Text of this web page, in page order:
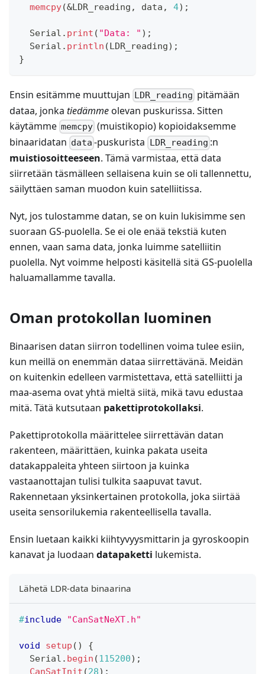
memcpy(&LDR_reading , data , 4) ;
  Serial
. print ( "Data: " ) ;
  Serial
. println (LDR_reading) ;
}
Ensin esitämme muuttujan LDR_reading pitämään
dataa, jonka tiedämmeolevan puskurissa. Sitten
käytämme memcpy (muistikopio) kopioidaksemme
binaaridatan data -puskurista LDR_reading :n
muistiosoitteeseen. Tämä varmistaa, että data
siirretään täsmälleen sellaisena kuin se oli tallennettu,
säilyttäen saman muodon kuin satelliitissa.
Nyt, jos tulostamme datan, se on kuin lukisimme sen
suoraan GS-puolella. Se ei ole enää tekstiä kuten
ennen, vaan sama data, jonka luimme satelliitin
puolella. Nyt voimme helposti käsitellä sitä GS-puolella
haluamallamme tavalla.
Oman protokollan luominen
Binaarisen datan siirron todellinen voima tulee esiin,
kun meillä on enemmän dataa siirrettävänä. Meidän
on kuitenkin edelleen varmistettava, että satelliitti ja
maa-asema ovat yhtä mieltä siitä, mikä tavu edustaa
mitä. Tätä kutsutaan pakettiprotokollaksi.
Pakettiprotokolla määrittelee siirrettävän datan
rakenteen, määrittäen, kuinka pakata useita
datakappaleita yhteen siirtoon ja kuinka
vastaanottajan tulisi tulkita saapuvat tavut.
Rakennetaan yksinkertainen protokolla, joka siirtää
useita sensorilukemia rakenteellisella tavalla.
Ensin luetaan kaikki kiihtyvyysmittarin ja gyroskoopin
kanavat ja luodaan datapaketti lukemista.
Lähetä LDR-data binaarina
#include "CanSatNeXT.h"
void setup ( )
{
  Serial
. begin (115200) ;
CanSatInit (28) ;